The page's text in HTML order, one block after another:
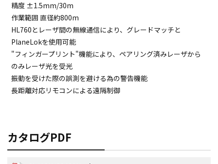
精度 ±1.5mm/30m
作業範囲 直径約800m
HL760とレーザ間の無線通信により、グレードマッチと
PlaneLokを使用可能
"フィンガープリント"機能により、ペアリング済みレーザから
のみレーザ光を受光
振動を受けた際の誤測を避ける為の警告機能
長距離対応リモコンによる遠隔制御
カタログPDF